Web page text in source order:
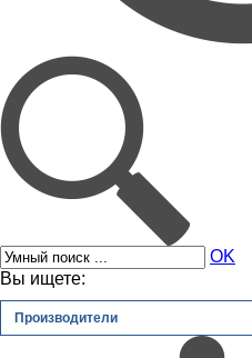
OK
Вы ищете:
Производители